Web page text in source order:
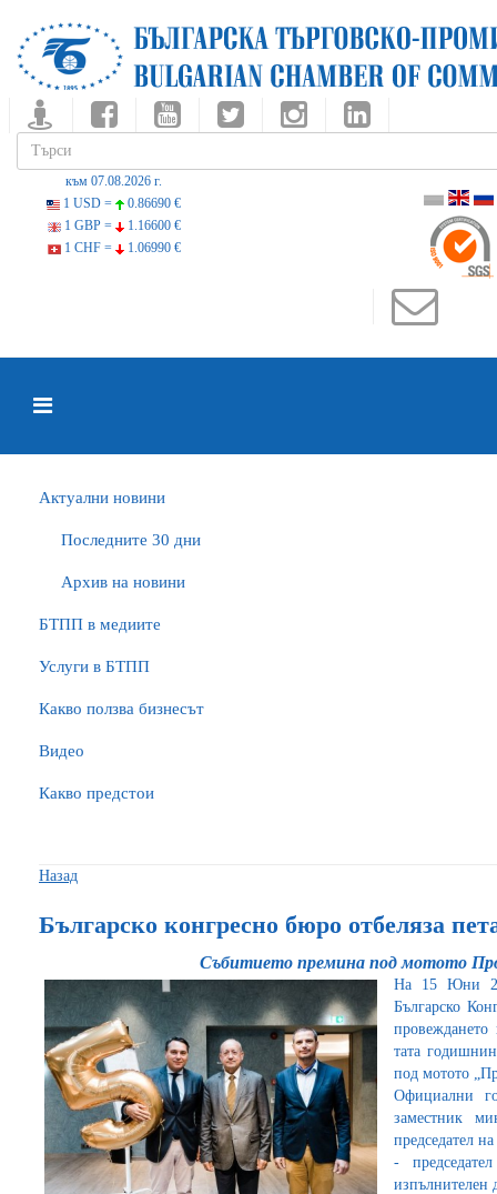
към 07.08.2026 г.
1 USD =
0.86690 €
1 GBP =
1.16600 €
1 CHF =
1.06990 €
Актуални новини
Последните 30 дни
Архив на новини
БTПП в медиите
Услуги в БТПП
Какво ползва бизнесът
Видео
Какво предстои
Назад
Българско конгресно бюро отбеляза
Събитието премина под мотото
На 15 Юни
Българско
тата
под мотото
Официални
заместник
председател
-